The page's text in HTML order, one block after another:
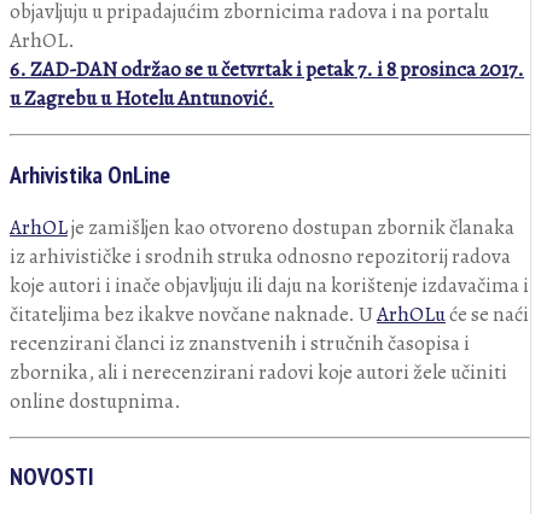
objavljuju u pripadajućim zbornicima radova i na portalu
ArhOL.
6. ZAD-DAN održao se učetvrtak i petak 7. i 8 prosinca 2017.
u Zagrebuu Hotelu Antunović.
Arhivistika OnLine
ArhOLje zamišljen kao otvoreno dostupan zbornik članaka
iz arhivističke i srodnih struka odnosno repozitorij radova
koje autori i inače objavljuju ili daju na korištenje izdavačima i
čitateljima bez ikakve novčane naknade. UArhOLuće se naći
recenzirani članci iz znanstvenih i stručnih časopisa i
zbornika, ali i nerecenzirani radovi koje autori žele učiniti
online dostupnima.
NOVOSTI